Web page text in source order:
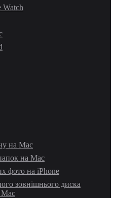
на Mac
на Mac
фото на iPhone
зовнішнього диска